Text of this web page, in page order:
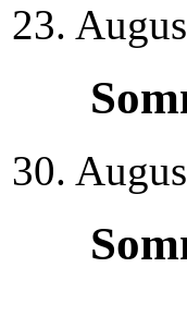
23.
30.